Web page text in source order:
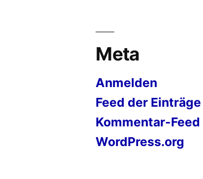
Meta
Anmelden
Feed der Einträge
Kommentar-Feed
WordPress.org